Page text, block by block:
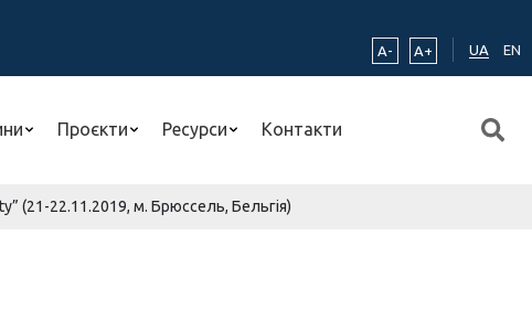
A-
A+ UA EN
Проєкти Ресурси Контакти
(21-22.11.2019, м. Брюссель, Бельгія)